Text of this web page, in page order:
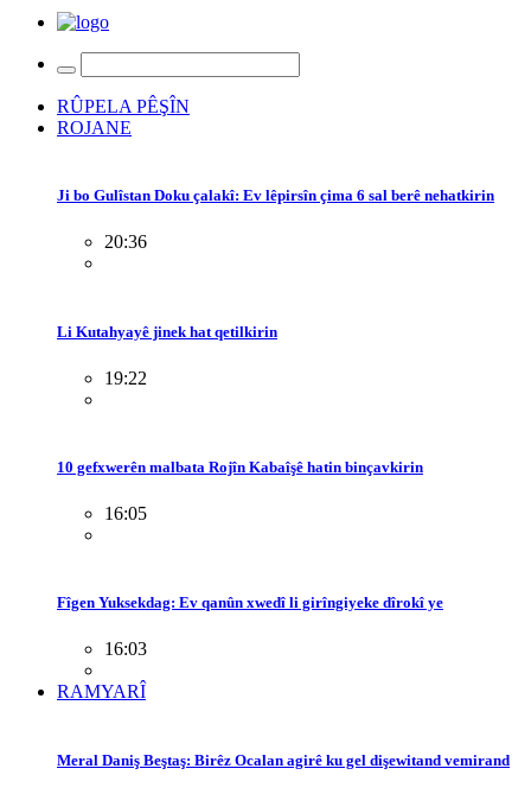
RÛPELA PÊŞÎN
ROJANE
Ji bo Gulîstan Doku çalakî: Ev lêpirsîn çima 6 sal berê nehatkirin
20:36
Li Kutahyayê jinek hat qetilkirin
19:22
10 gefxwerên malbata Rojîn Kabaîşê hatin binçavkirin
16:05
Fîgen Yuksekdag: Ev qanûn xwedî li girîngiyeke dîrokî ye
16:03
RAMYARÎ
Meral Daniş Beştaş: Birêz Ocalan agirê ku gel dişewitand vemirand